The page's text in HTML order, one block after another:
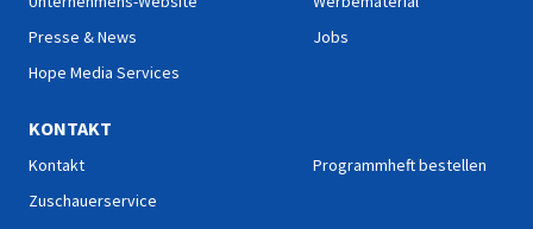
Presse & News
Hope Media Services
Jobs
KONTAKT
Kontakt
Zuschauerservice
Programmheft bestellen